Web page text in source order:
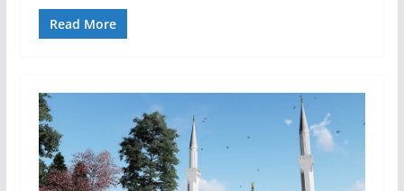
Read More